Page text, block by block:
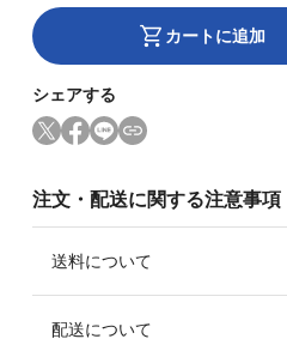
カートに追加
シェアする
注文・配送に関する注意事項
送料について
配送について